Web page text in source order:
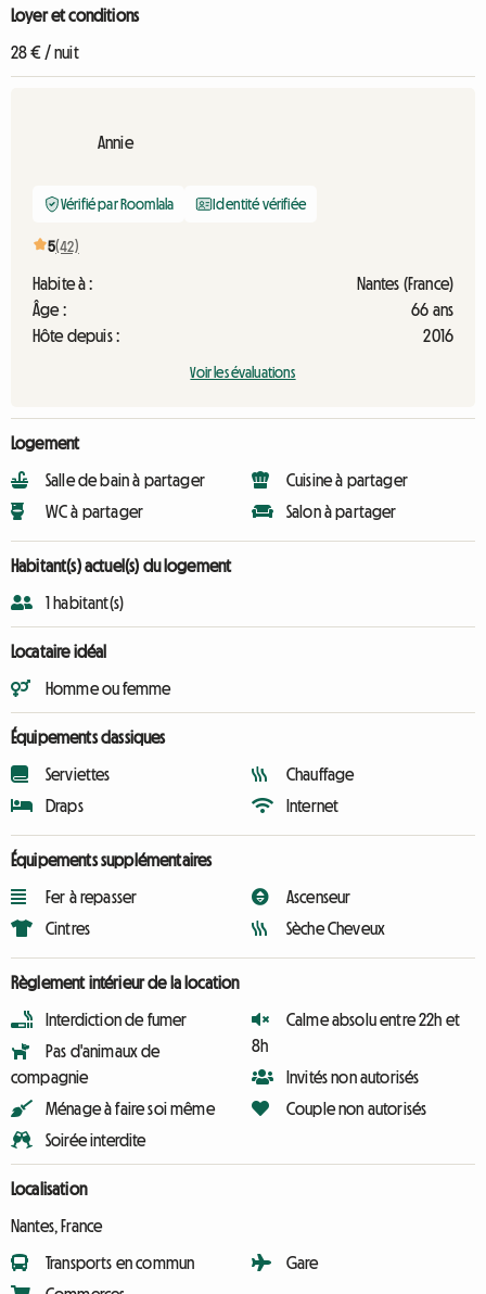
Loyer et conditions
28 € / nuit
Annie
Vérifié par Roomlala Identité vérifiée
5(42)
Habite à :
Nantes (France)
Âge :
66 ans
Hôte depuis :
2016
Voir les évaluations
Logement
Salle de bain à partager
WC à partager
Cuisine à partager
Salon à partager
Habitant(s) actuel(s) du logement
1 habitant(s)
Locataire idéal
Homme ou femme
Équipements classiques
Serviettes
Draps
Chauffage
Internet
Équipements supplémentaires
Fer à repasser
Cintres
Ascenseur
Sèche Cheveux
Règlement intérieur de la location
Interdiction de fumer
Pas d'animaux de
compagnie
Ménage à faire soi même
Soirée interdite
Calme absolu entre 22h et
8h
Invités non autorisés
Couple non autorisés
Localisation
Nantes, France
Transports en commun
Gare